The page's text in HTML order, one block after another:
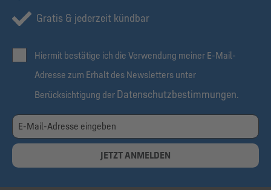
Gratis & jederzeit kündbar
Hiermit bestätige ich die Verwendung meiner E-Mail-
Adresse zum Erhalt des Newsletters unter
Berücksichtigung der Datenschutzbestimmungen.
JETZT ANMELDEN